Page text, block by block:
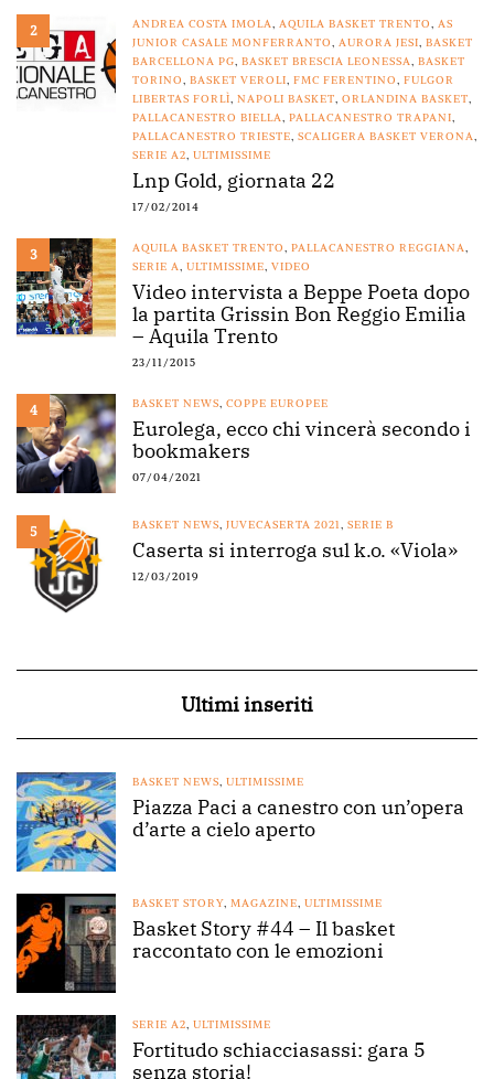
2 ANDREA COSTA IMOLA, AQUILA BASKET TRENTO, AS
JUNIOR CASALE MONFERRANTO, AURORA JESI, BASKET
BARCELLONA PG, BASKET BRESCIA LEONESSA, BASKET
TORINO, BASKET VEROLI, FMC FERENTINO, FULGOR
LIBERTAS FORLÌ, NAPOLI BASKET, ORLANDINA BASKET,
PALLACANESTRO BIELLA, PALLACANESTRO TRAPANI,
PALLACANESTRO TRIESTE, SCALIGERA BASKET VERONA,
SERIE A2, ULTIMISSIME
Lnp Gold, giornata 22
17/02/2014
3 AQUILA BASKET TRENTO, PALLACANESTRO REGGIANA,
SERIE A, ULTIMISSIME, VIDEO
Video intervista a Beppe Poeta dopo
la partita Grissin Bon Reggio Emilia
– Aquila Trento
23/11/2015
4 BASKET NEWS, COPPE EUROPEE
Eurolega, ecco chi vincerà secondo i
bookmakers
07/04/2021
5 BASKET NEWS, JUVECASERTA 2021, SERIE B
Caserta si interroga sul k.o. «Viola»
12/03/2019
Ultimi inseriti
BASKET NEWS, ULTIMISSIME
Piazza Paci a canestro con un’opera
d’arte a cielo aperto
BASKET STORY, MAGAZINE, ULTIMISSIME
Basket Story #44 – Il basket
raccontato con le emozioni
SERIE A2, ULTIMISSIME
Fortitudo schiacciasassi: gara 5
senza storia!